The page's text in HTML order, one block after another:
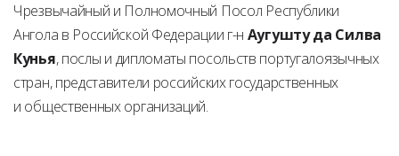
Чрезвычайный и Полномочный Посол Республики
Ангола в Российской Федерации г-н Аугушту да Силва
Кунья, послы и дипломаты посольств португалоязычных
стран, представители российских государственных
и общественных организаций.